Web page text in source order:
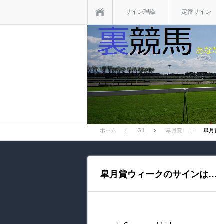
サイン理論 定番サイン
ホーム G1 皐月賞 皐月
皐月賞ウィークのサインは